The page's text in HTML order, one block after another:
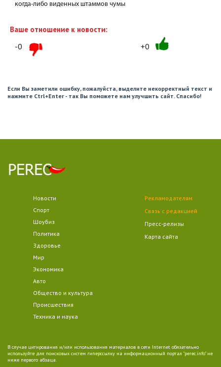
когда-либо виденных штаммов чумы
Ваше отношение к новости:
-0 +0
Если Вы заметили ошибку, пожалуйста, выделите некорректный текст и
нажмите Ctrl+Enter - так Вы поможете нам улучшить сайт. Спасибо!
Новости
Спорт
Шоубиз
Политика
Здоровье
Мир
Экономика
Авто
Общество и культура
Происшествия
Техника и наука
Рекламодателям
Связь с редакцией
Пресс-релизы
Карта сайта
В случае цитирования и/или использования материалов в сети Internet обязательно
используйте для поисковых систем гиперссылку на информационный портал "perec.info" не
ниже первого абзаца.